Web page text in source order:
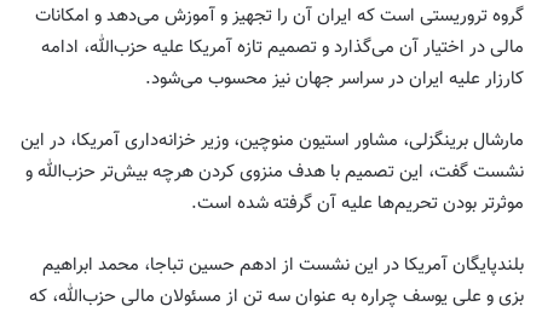
گروه تروریستی است که ایران آن را تجهیز و آموزش می‌دهد و امکانات
مالی در اختیار آن می‌گذارد و تصمیم تازه آمریکا علیه حزب‌الله، ادامه
کارزار علیه ایران در سراسر جهان نیز محسوب می‌شود.
مارشال برینگزلی، مشاور استیون منوچین، وزیر خزانه‌داری آمریکا، در این
نشست گفت، این تصمیم با هدف منزوی کردن هرچه بیش‌تر حزب‌الله و
موثرتر بودن تحریم‌ها علیه آن گرفته شده است.
بلندپایگان آمریکا در این نشست از ادهم حسین تباجا، محمد ابراهیم
بزی و علی یوسف چراره به عنوان سه تن از مسئولان مالی حزب‌الله، که